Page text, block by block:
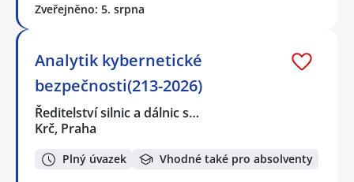
Zveřejněno: 5. srpna
Analytik kybernetické
bezpečnosti(213-2026)
Ředitelství silnic a dálnic s…
Krč, Praha
Plný úvazek Vhodné také pro absolventy